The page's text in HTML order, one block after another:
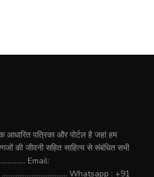
पत्रिका और पोर्टल है जहां हम
की जीवनी सहित साहित्य से संबंधित सभी
Email:
Whatsapp : +91